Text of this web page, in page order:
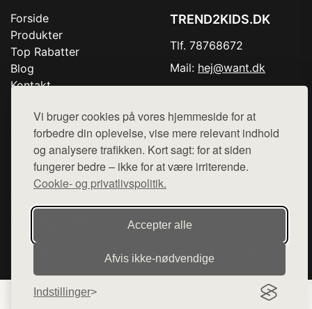
Vi bruger cookies på vores hjemmeside for at
forbedre din oplevelse, vise mere relevant indhold
og analysere trafikken. Kort sagt: for at siden
fungerer bedre – ikke for at være irriterende.
Cookie- og privatlivspolitik.
Accepter alle
Afvis ikke‑nødvendige
Indstillinger
Forside
Produkter
Top Rabatter
Blog
Kontakt
TREND2KIDS.DK
Tlf. 78768672
Mail: hej@want.dk
Denne side er en del af want.dk, der udgiver en række
hjemmesider med præsentation af forskellige produkter fra
diverse webshops. Der sælges ikke varer fra denne side - vi
henviser til de shops, som sælger varen. Vi har heller ikke
varerne på lager.
© 2026 trend2kids.dk. Alle rettigheder forbeholdes.